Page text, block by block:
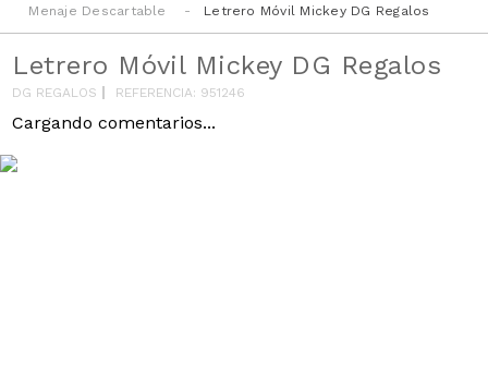
Menaje Descartable
Letrero Móvil Mickey DG Regalos
Letrero Móvil Mickey DG Regalos
DG REGALOS REFERENCIA: 951246
Cargando comentarios...